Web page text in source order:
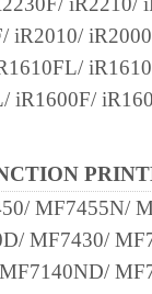
remaining
INDICATING
AND
iR2010/
iR1600F/
MF7455N/
MF7430/